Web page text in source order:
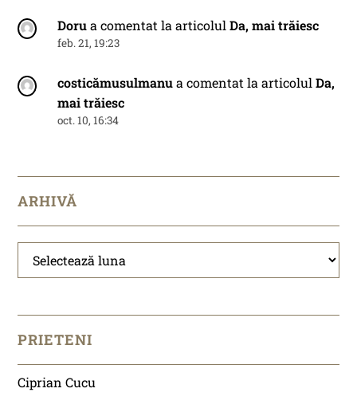
Dorua comentat la articolulDa, mai trăiesc
feb. 21, 19:23
costicămusulmanua comentat la articolulDa,
mai trăiesc
oct. 10, 16:34
ARHIVĂ
Arhivă
PRIETENI
Ciprian Cucu